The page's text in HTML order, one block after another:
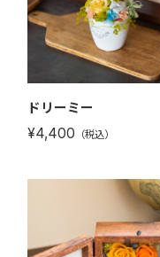
ドリーミー
¥4,400 （税込）